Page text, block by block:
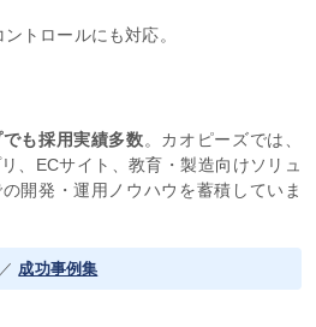
トロールにも対応。
も採用実績多数。カオピーズでは、
、ECサイト、教育・製造向けソリュ
開発・運用ノウハウを蓄積していま
／成功事例集